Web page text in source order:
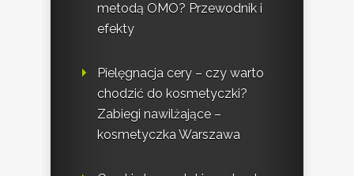
metodą OMO? Przewodnik i
efekty
Pielęgnacja cery – czy warto
chodzić do kosmetyczki?
Zabiegi nawilżające –
kosmetyczka Warszawa